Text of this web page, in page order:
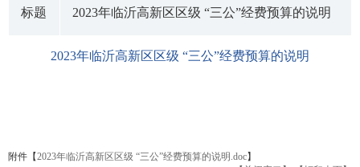
标题 2023年临沂高新区区级 “三公”经费预算的说明
2023年临沂高新区区级 “三公”经费预算的说明
附件【2023年临沂高新区区级 “三公”经费预算的说明.doc】